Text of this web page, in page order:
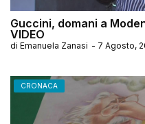
Guccini, domani a
VIDEO
di Emanuela Zanasi - 7 Agosto,
CRONACA